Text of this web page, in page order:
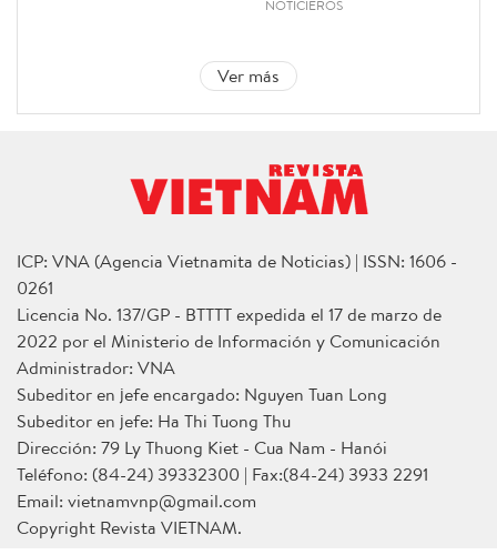
NOTICIEROS
Ver más
ICP: VNA (Agencia Vietnamita de Noticias) | ISSN: 1606 -
0261
Licencia No. 137/GP - BTTTT expedida el 17 de marzo de
2022 por el Ministerio de Información y Comunicación
Administrador: VNA
Subeditor en jefe encargado: Nguyen Tuan Long
Subeditor en jefe: Ha Thi Tuong Thu
Dirección: 79 Ly Thuong Kiet - Cua Nam - Hanói
Teléfono: (84-24) 39332300 | Fax:(84-24) 3933 2291
Email: vietnamvnp@gmail.com
Copyright Revista VIETNAM.